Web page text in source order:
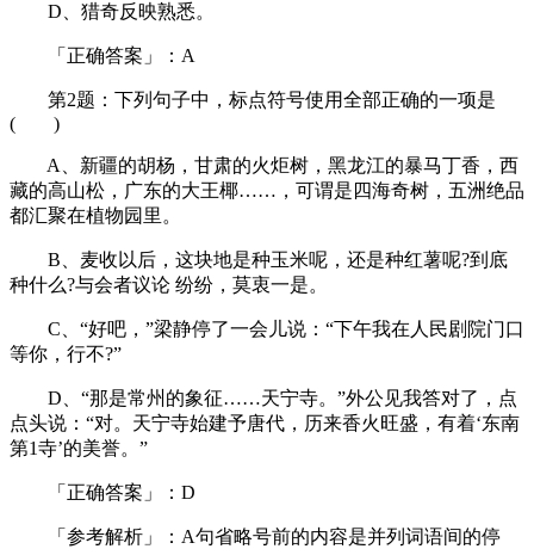
D、猎奇反映熟悉。
「正确答案」：A
第2题：下列句子中，标点符号使用全部正确的一项是
( )
A、新疆的胡杨，甘肃的火炬树，黑龙江的暴马丁香，西
藏的高山松，广东的大王椰……，可谓是四海奇树，五洲绝品
都汇聚在植物园里。
B、麦收以后，这块地是种玉米呢，还是种红薯呢?到底
种什么?与会者议论 纷纷，莫衷一是。
C、“好吧，”梁静停了一会儿说：“下午我在人民剧院门口
等你，行不?”
D、“那是常州的象征……天宁寺。”外公见我答对了，点
点头说：“对。天宁寺始建予唐代，历来香火旺盛，有着‘东南
第1寺’的美誉。”
「正确答案」：D
「参考解析」：A句省略号前的内容是并列词语间的停